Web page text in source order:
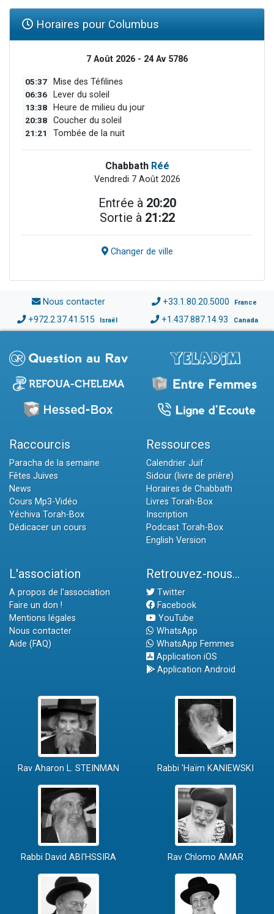
Horaires pour Columbus
7 Août 2026 - 24 Av 5786
05:37 Mise des Téfilines
06:36 Lever du soleil
13:38 Heure de milieu du jour
20:38 Coucher du soleil
21:21 Tombée de la nuit
Chabbath Réé
Vendredi 7 Août 2026
Entrée à 20:20
Sortie à 21:22
Changer de ville
Nous contacter +33.1.80.20.5000 France
+972.2.37.41.515 Israël +1.437.887.14.93 Canada
Raccourcis
Paracha de la semaine
Fêtes Juives
News
Cours Mp3-Vidéo
Yéchiva Torah-Box
Dédicacer un cours
Ressources
Calendrier Juif
Sidour (livre de prière)
Horaires de Chabbath
Livres Torah-Box
Inscription
Podcast Torah-Box
English Version
L'association
A propos de l'association
Faire un don !
Mentions légales
Nous contacter
Aide (FAQ)
Retrouvez-nous...
Twitter
Facebook
YouTube
WhatsApp
WhatsApp Femmes
Application iOS
Application Android
Rav Aharon L. STEINMAN Rabbi 'Haïm KANIEWSKI
Rabbi David ABI'HSSIRA Rav Chlomo AMAR